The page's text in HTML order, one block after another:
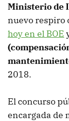
Ministerio de
nuevo respiro
hoy en el BOE
2018.
El concurso
encargada de